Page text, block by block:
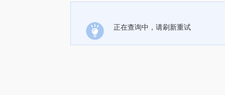
正在查询中，请刷新重试